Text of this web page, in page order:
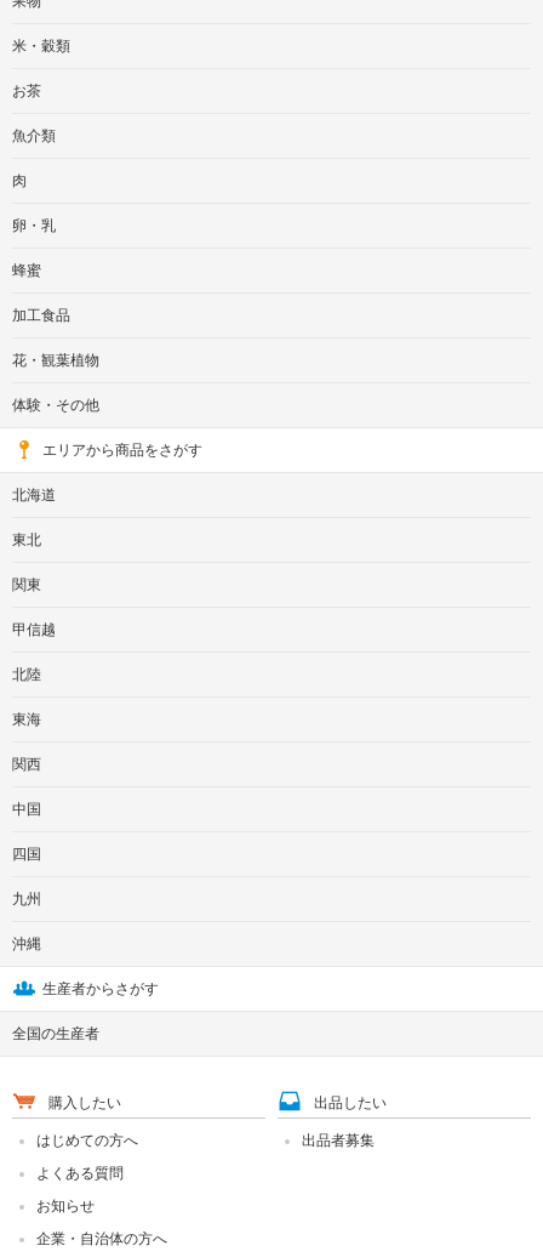
米・穀類
お茶
魚介類
肉
卵・乳
蜂蜜
加工食品
花・観葉植物
体験・その他
エリアから商品をさがす
北海道
東北
関東
甲信越
北陸
東海
関西
中国
四国
九州
沖縄
生産者からさがす
全国の生産者
購入したい
はじめての方へ
よくある質問
お知らせ
企業・自治体の方へ
出品したい
出品者募集